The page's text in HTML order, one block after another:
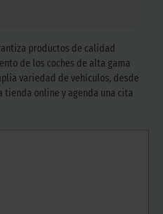
productos de calidad
de los coches de alta gama
variedad de vehículos, desde
tienda online y agenda una cita